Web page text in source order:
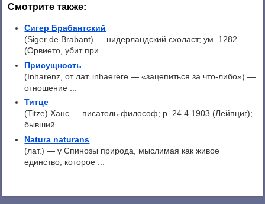
Смотрите также:
Сигер Брабантский
(Siger de Brabant) — нидерландский схоласт; ум. 1282
(Орвието, убит при ...
Присущность
(Inharenz, от лат. inhaerere — «зацепиться за что-либо») —
отношение ...
Титце
(Titze) Ханс — писатель-философ; р. 24.4.1903 (Лейпциг);
бывший ...
Natura naturans
(лат.) — у Спинозы природа, мыслимая как живое
единство, которое ...